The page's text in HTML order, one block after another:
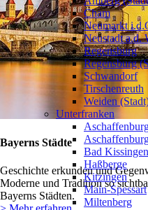
Bayerns Städte
Geschichte erkunden und
Moderne und Tradition so
Bayerns Städten.
Cham
Neumarkt
Neustadt a.d.
Regensburg
Regensburg
Schwandorf
Tirschenreuth
Weiden
Unterfranken
Bad Kissingen
Haßberge
Kitzingen
Main-Spessart
Miltenberg